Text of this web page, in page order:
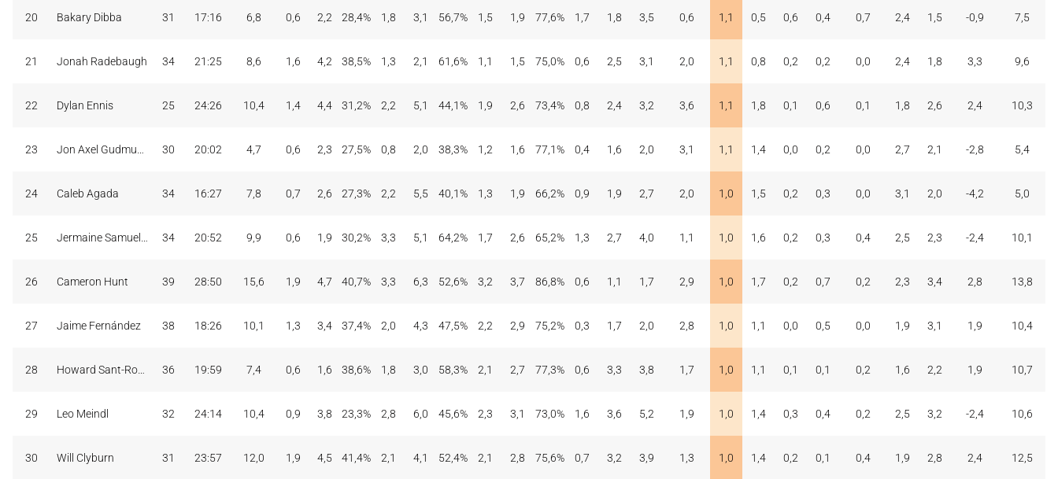
20 Bakary Dibba 31 17:16 6,8 0,6 2,2 28,4% 1,8 3,1 56,7% 1,5 1,9 77,6% 1,7 1,8 3,5 0,6 1,1 0,5 0,6 0,4 0,7 2,4 1,5 -0,9 7,5
21 Jonah Radebaugh 34 21:25 8,6 1,6 4,2 38,5% 1,3 2,1 61,6% 1,1 1,5 75,0% 0,6 2,5 3,1 2,0 1,1 0,8 0,2 0,2 0,0 2,4 1,8 3,3 9,6
22 Dylan Ennis 25 24:26 10,4 1,4 4,4 31,2% 2,2 5,1 44,1% 1,9 2,6 73,4% 0,8 2,4 3,2 3,6 1,1 1,8 0,1 0,6 0,1 1,8 2,6 2,4 10,3
23 30 20:02 4,7 0,6 2,3 27,5% 0,8 2,0 38,3% 1,2 1,6 77,1% 0,4 1,6 2,0 3,1 1,1 1,4 0,0 0,2 0,0 2,7 2,1 -2,8 5,4
24 Caleb Agada 34 16:27 7,8 0,7 2,6 27,3% 2,2 5,5 40,1% 1,3 1,9 66,2% 0,9 1,9 2,7 2,0 1,0 1,5 0,2 0,3 0,0 3,1 2,0 -4,2 5,0
25 34 20:52 9,9 0,6 1,9 30,2% 3,3 5,1 64,2% 1,7 2,6 65,2% 1,3 2,7 4,0 1,1 1,0 1,6 0,2 0,3 0,4 2,5 2,3 -2,4 10,1
26 Cameron Hunt 39 28:50 15,6 1,9 4,7 40,7% 3,3 6,3 52,6% 3,2 3,7 86,8% 0,6 1,1 1,7 2,9 1,0 1,7 0,2 0,7 0,2 2,3 3,4 2,8 13,8
27 Jaime Fernández 38 18:26 10,1 1,3 3,4 37,4% 2,0 4,3 47,5% 2,2 2,9 75,2% 0,3 1,7 2,0 2,8 1,0 1,1 0,0 0,5 0,0 1,9 3,1 1,9 10,4
28 36 19:59 7,4 0,6 1,6 38,6% 1,8 3,0 58,3% 2,1 2,7 77,3% 0,6 3,3 3,8 1,7 1,0 1,1 0,1 0,1 0,2 1,6 2,2 1,9 10,7
29 Leo Meindl 32 24:14 10,4 0,9 3,8 23,3% 2,8 6,0 45,6% 2,3 3,1 73,0% 1,6 3,6 5,2 1,9 1,0 1,4 0,3 0,4 0,2 2,5 3,2 -2,4 10,6
30 Will Clyburn 31 23:57 12,0 1,9 4,5 41,4% 2,1 4,1 52,4% 2,1 2,8 75,6% 0,7 3,2 3,9 1,3 1,0 1,4 0,2 0,1 0,4 1,9 2,8 2,4 12,5